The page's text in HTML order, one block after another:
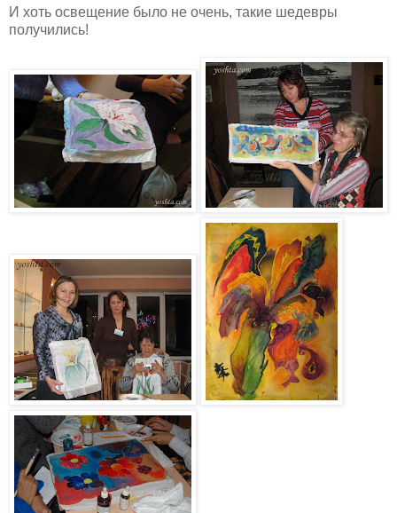
И хоть освещение было не очень, такие шедевры
получились!